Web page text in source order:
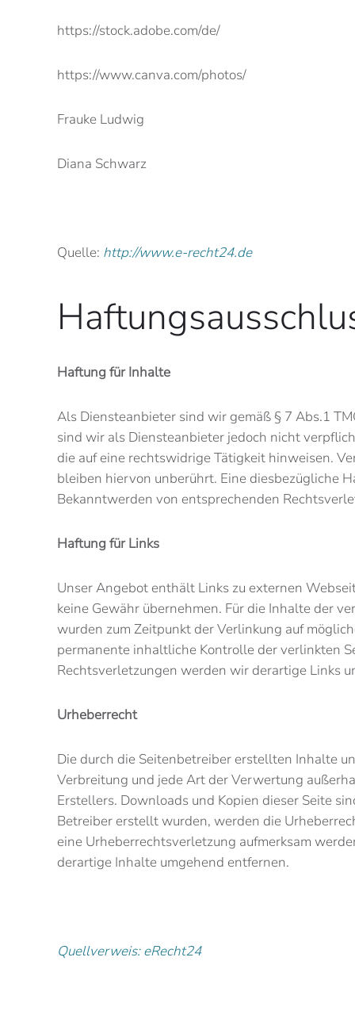
https://stock.adobe.com/de/
https://www.canva.com/photos/
Frauke Ludwig
Diana Schwarz
Quelle: http://www.e-recht24.de
Haftung für Inhalte
Als Diensteanbieter sind wir gemäß § 7 Abs.1
sind wir als Diensteanbieter jedoch nicht
die auf eine rechtswidrige Tätigkeit hinweisen.
bleiben hiervon unberührt. Eine diesbezügliche
Bekanntwerden von entsprechenden
Haftung für Links
Unser Angebot enthält Links zu externen
keine Gewähr übernehmen. Für die Inhalte der
wurden zum Zeitpunkt der Verlinkung auf
permanente inhaltliche Kontrolle der verlinkten
Rechtsverletzungen werden wir derartige Links
Urheberrecht
Die durch die Seitenbetreiber erstellten Inhalte
Verbreitung und jede Art der Verwertung
Erstellers. Downloads und Kopien dieser Seite
Betreiber erstellt wurden, werden die
eine Urheberrechtsverletzung aufmerksam
derartige Inhalte umgehend entfernen.
Quellverweis:eRecht24